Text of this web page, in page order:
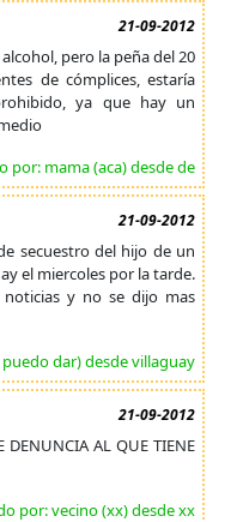
21-09-2012
pero la peña del 20
de cómplices, estaría
ya que hay un
por: mama (aca) desde de
21-09-2012
secuestro del hijo de un
el miercoles por la tarde.
y no se dijo mas
dar) desde villaguay
21-09-2012
DENUNCIA AL QUE TIENE
por: vecino (xx) desde xx